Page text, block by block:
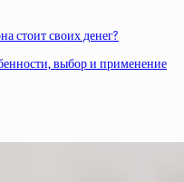
стоит своих денег?
выбор и применение